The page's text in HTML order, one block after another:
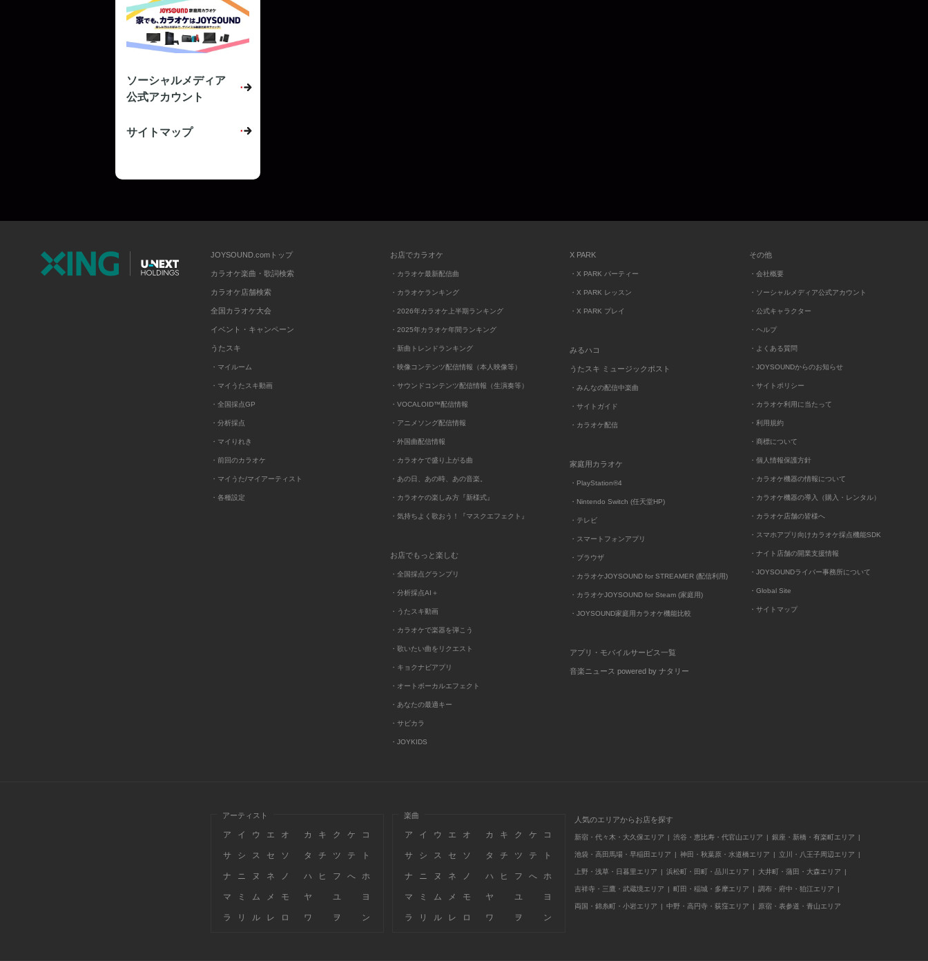
ソーシャルメディア
公式アカウント
サイトマップ
JOYSOUND.comトップ
カラオケ楽曲・歌詞検索
カラオケ店舗検索
全国カラオケ大会
イベント・キャンペーン
うたスキ
・マイルーム
・マイうたスキ動画
・全国採点GP
・分析採点
・マイりれき
・前回のカラオケ
・マイうた/マイアーティスト
・各種設定
お店でカラオケ
・カラオケ最新配信曲
・カラオケランキング
・2026年カラオケ上半期ランキング
・2025年カラオケ年間ランキング
・新曲トレンドランキング
・映像コンテンツ配信情報（本人映像等）
・サウンドコンテンツ配信情報（生演奏等）
・VOCALOID™配信情報
・アニメソング配信情報
・外国曲配信情報
・カラオケで盛り上がる曲
・あの日、あの時、あの音楽。
・カラオケの楽しみ方『新様式』
・気持ちよく歌おう！『マスクエフェクト』
お店でもっと楽しむ
・全国採点グランプリ
・分析採点AI＋
・うたスキ動画
・カラオケで楽器を弾こう
・歌いたい曲をリクエスト
・キョクナビアプリ
・オートボーカルエフェクト
・あなたの最適キー
・サビカラ
・JOYKIDS
X PARK
・X PARK パーティー
・X PARK レッスン
・X PARK プレイ
みるハコ
うたスキ ミュージックポスト
・みんなの配信中楽曲
・サイトガイド
・カラオケ配信
家庭用カラオケ
・PlayStation®4
・Nintendo Switch (任天堂HP)
・テレビ
・スマートフォンアプリ
・ブラウザ
・カラオケJOYSOUND for STREAMER (配信利用)
・カラオケJOYSOUND for Steam (家庭用)
・JOYSOUND家庭用カラオケ機能比較
アプリ・モバイルサービス一覧
音楽ニュース powered by ナタリー
その他
・会社概要
・ソーシャルメディア公式アカウント
・公式キャラクター
・ヘルプ
・よくある質問
・JOYSOUNDからのお知らせ
・サイトポリシー
・カラオケ利用に当たって
・利用規約
・商標について
・個人情報保護方針
・カラオケ機器の情報について
・カラオケ機器の導入（購入・レンタル）
・カラオケ店舗の皆様へ
・スマホアプリ向けカラオケ採点機能SDK
・ナイト店舗の開業支援情報
・JOYSOUNDライバー事務所について
・Global Site
・サイトマップ
アーティスト
ア イ ウ エ オ カ キ ク ケ コ
サ シ ス セ ソ タ チ ツ テ ト
ナ ニ ヌ ネ ノ ハ ヒ フ へ ホ
マ ミ ム メ モ ヤ ユ ヨ
ラ リ ル レ ロ ワ ヲ ン
楽曲
ア イ ウ エ オ カ キ ク ケ コ
サ シ ス セ ソ タ チ ツ テ ト
ナ ニ ヌ ネ ノ ハ ヒ フ へ ホ
マ ミ ム メ モ ヤ ユ ヨ
ラ リ ル レ ロ ワ ヲ ン
人気のエリアからお店を探す
新宿・代々木・大久保エリア 渋谷・恵比寿・代官山エリア 銀座・新橋・有楽町エリア
池袋・高田馬場・早稲田エリア 神田・秋葉原・水道橋エリア 立川・八王子周辺エリア
上野・浅草・日暮里エリア 浜松町・田町・品川エリア 大井町・蒲田・大森エリア
吉祥寺・三鷹・武蔵境エリア 町田・稲城・多摩エリア 調布・府中・狛江エリア
両国・錦糸町・小岩エリア 中野・高円寺・荻窪エリア 原宿・表参道・青山エリア